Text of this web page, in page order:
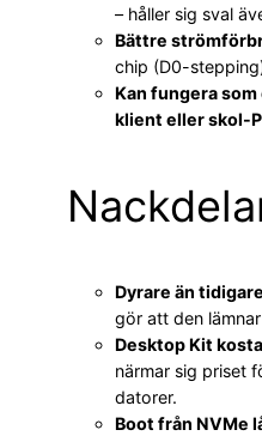
– håller sig sval
Bättre
chip (D0-
Kan fungera
klient eller skol-
Dyrare än
gör att den
Desktop Kit
närmar sig priset
datorer.
Boot från NVMe